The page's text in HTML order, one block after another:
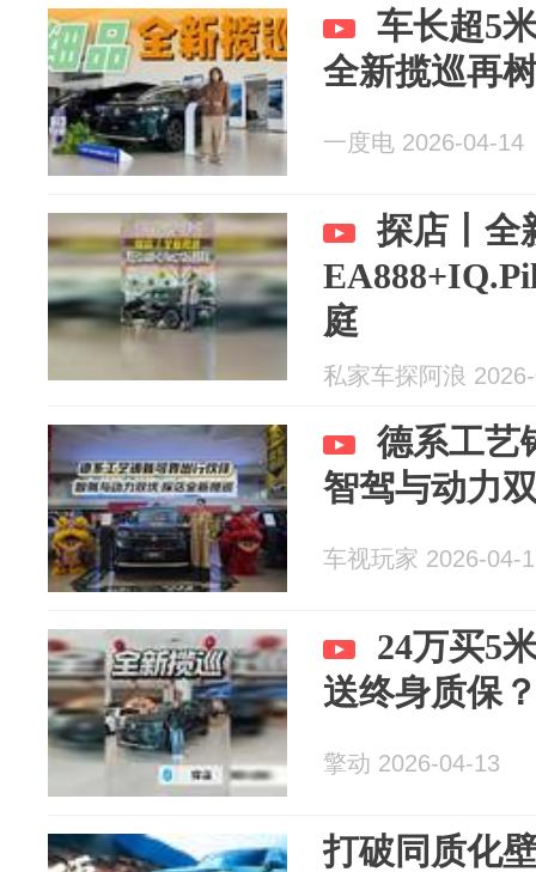
车长超5
全新揽巡再
一度电 2026-04-14
探店丨全
庭
私家车探阿浪
德系工艺
智驾与动力
车视玩家 2026-04-
24万买5
送终身质保
擎动 2026-04-13
打破同质化